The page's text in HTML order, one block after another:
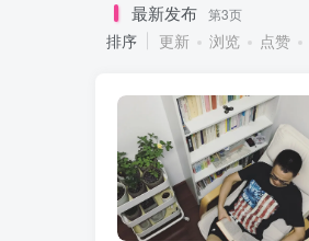
最新发布 第3页
排序 更新 浏览 点赞